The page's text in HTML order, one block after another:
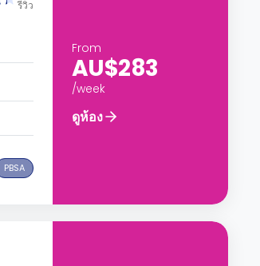
รีวิว
PBSA
From
AU$283
/week
ดูห้อง